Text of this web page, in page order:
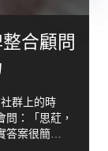
合顧問
群上的時
問：「思葒，
答案很簡…